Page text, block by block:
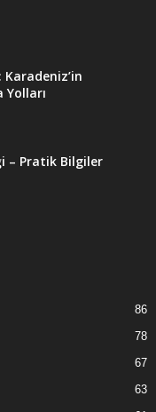
Karadeniz’in
– Pratik Bilgiler
86
78
67
63